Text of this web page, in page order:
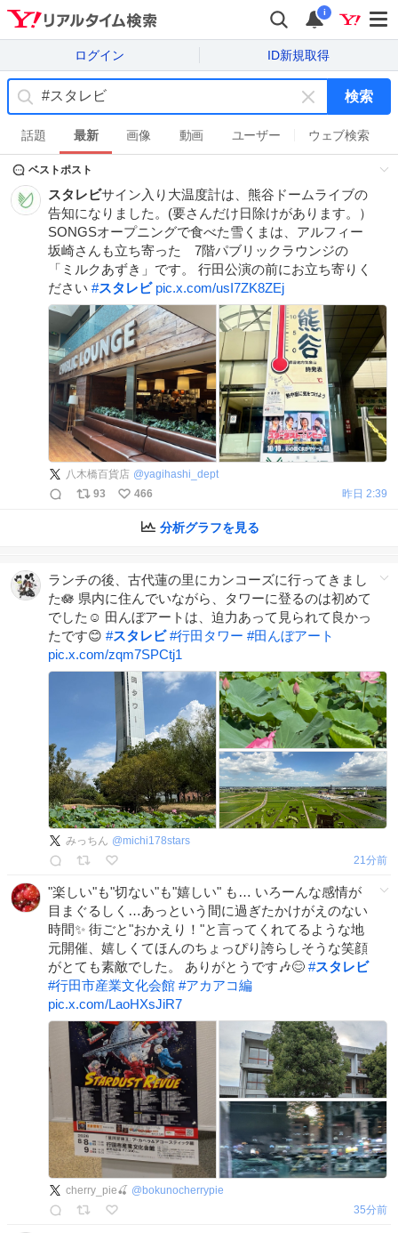
i
ログイン ID新規取得
キ
ー
ワ
ド
を
消
す
検索
話題 最新 画像 動画 ユーザー ウェブ検索
ベストポスト
スタレビサイン入り大温度計は、熊谷ドームライブの
告知になりました。(要さんだけ日除けがあります。）
SONGSオープニングで食べた雪くまは、アルフィー
坂崎さんも立ち寄った 7階パブリックラウンジの
「ミルクあずき」です。 行田公演の前にお立ち寄りく
ださい #スタレビ pic.x.com/usI7ZK8ZEj
八木橋百貨店 @yagihashi_dept
93
466 昨日 2:39
分析グラフを見る
ランチの後、古代蓮の里にカンコーズに行ってきまし
た🪷 県内に住んでいながら、タワーに登るのは初めて
でした☺️ 田んぼアートは、迫力あって見られて良かっ
たです😊 #スタレビ #行田タワー #田んぼアート
pic.x.com/zqm7SPCtj1
みっちん @michi178stars
22分前
"楽しい"も"切ない"も"嬉しい" も… いろーんな感情が
目まぐるしく…あっという間に過ぎたかけがえのない
時間✨ 街ごと"おかえり！"と言ってくれてるような地
元開催、嬉しくてほんのちょっぴり誇らしそうな笑顔
がとても素敵でした。 ありがとうです🎶😊 #スタレビ
#行田市産業文化会館 #アカアコ編
pic.x.com/LaoHXsJiR7
cherry_pie🍒 @bokunocherrypie
35分前